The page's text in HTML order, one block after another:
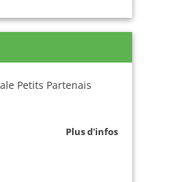
Petits Partenais
Plus d'infos